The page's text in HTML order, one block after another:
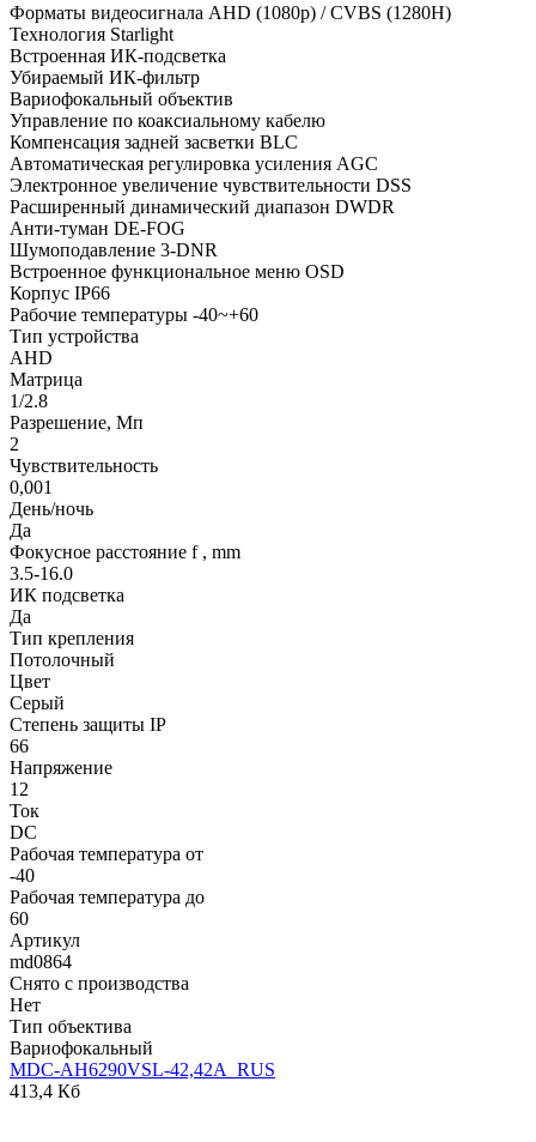
Форматы видеосигнала AHD (1080p) / CVBS (1280H)
Технология Starlight
Встроенная ИК-подсветка
Убираемый ИК-фильтр
Вариофокальный объектив
Управление по коаксиальному кабелю
Компенсация задней засветки BLC
Автоматическая регулировка усиления AGC
Электронное увеличение чувствительности DSS
Расширенный динамический диапазон DWDR
Анти-туман DE-FOG
Шумоподавление 3-DNR
Встроенное функциональное меню OSD
Корпус IP66
Рабочие температуры -40~+60
Тип устройства
AHD
Матрица
1/2.8
Разрешение, Мп
2
Чувствительность
0,001
День/ночь
Да
Фокусное расстояние f , mm
3.5-16.0
ИК подсветка
Да
Тип крепления
Потолочный
Цвет
Серый
Степень защиты IP
66
Напряжение
12
Ток
DC
Рабочая температура от
-40
Рабочая температура до
60
Артикул
md0864
Снято с производства
Нет
Тип объектива
Вариофокальный
MDC-AH6290VSL-42,42A_RUS
413,4 Кб